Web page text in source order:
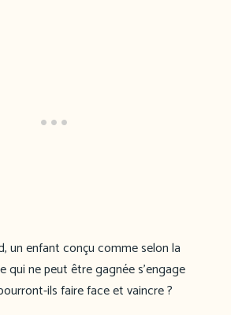
un enfant conçu comme selon la
qui ne peut être gagnée s’engage
ils faire face et vaincre ?